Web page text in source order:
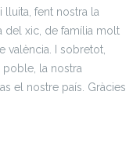
fent nostra la
del xic, de família molt
valència. I sobretot,
la nostra
el nostre país. Gràcies